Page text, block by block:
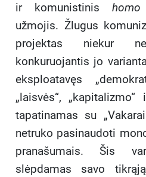
ir komunistinis
užmojis. Žlugus
projektas niekur
konkuruojantis jo
eksploatavęs
„laisvės“,
tapatinamas su
netruko pasinaudoti
pranašumais. Šis
slėpdamas savo